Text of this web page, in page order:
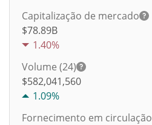
Capitalização de mercado
$78.89B
1.40%
Volume (24)
$582,041,560
1.09%
Fornecimento em circulação